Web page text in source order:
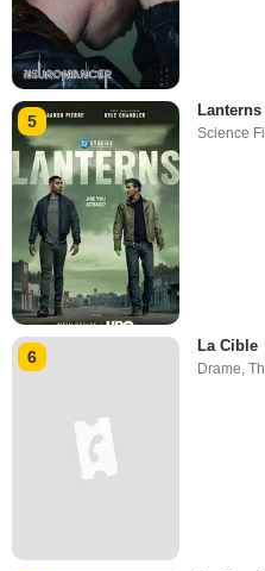
5
Lanterns
Science
6
La Cible
Drame,